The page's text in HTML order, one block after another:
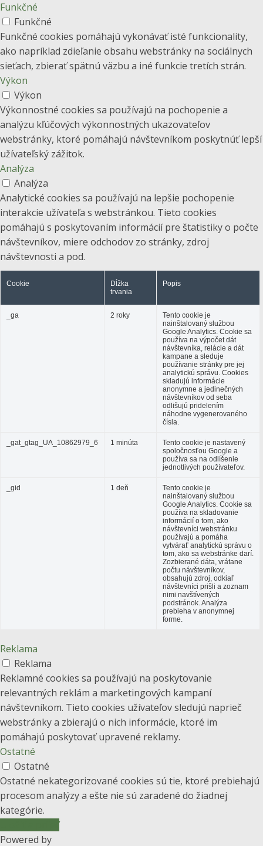
Funkčné
Funkčné
Funkčné cookies pomáhajú vykonávať isté funkcionality,
ako napríklad zdieľanie obsahu webstránky na sociálnych
sieťach, zbierať spätnú väzbu a iné funkcie tretích strán.
Výkon
Výkon
Výkonnostné cookies sa používajú na pochopenie a
analýzu kľúčových výkonnostných ukazovateľov
webstránky, ktoré pomáhajú návštevníkom poskytnúť lepší
užívateľský zážitok.
Analýza
Analýza
Analytické cookies sa používajú na lepšie pochopenie
interakcie užívateľa s webstránkou. Tieto cookies
pomáhajú s poskytovaním informácií pre štatistiky o počte
návštevníkov, miere odchodov zo stránky, zdroj
návštevnosti a pod.
Cookie
Dĺžka
trvania
Popis
_ga 2 roky
Tento cookie je
nainštalovaný službou
Google Analytics. Cookie sa
používa na výpočet dát
návštevníka, relácie a dát
kampane a sleduje
používanie stránky pre jej
analytickú správu. Cookies
skladujú informácie
anonymne a jedinečných
návštevníkov od seba
odlišujú pridelením
náhodne vygenerovaného
čísla.
_gat_gtag_UA_10862979_6 1 minúta
Tento cookie je nastavený
spoločnosťou Google a
používa sa na odlíšenie
jednotlivých používateľov.
_gid 1 deň
Tento cookie je
nainštalovaný službou
Google Analytics. Cookie sa
používa na skladovanie
informácií o tom, ako
návštevníci webstránku
používajú a pomáha
vytvárať analytickú správu o
tom, ako sa webstránke darí.
Zozbierané dáta, vrátane
počtu návštevníkov,
obsahujú zdroj, odkiaľ
návštevníci prišli a zoznam
nimi navštívených
podstránok. Analýza
prebieha v anonymnej
forme.
Reklama
Reklama
Reklamné cookies sa používajú na poskytovanie
relevantných reklám a marketingových kampaní
návštevníkom. Tieto cookies užívateľov sledujú naprieč
webstránky a zbierajú o nich informácie, ktoré im
pomáhajú poskytovať upravené reklamy.
Ostatné
Ostatné
Ostatné nekategorizované cookies sú tie, ktoré prebiehajú
procesom analýzy a ešte nie sú zaradené do žiadnej
kategórie.
Powered by